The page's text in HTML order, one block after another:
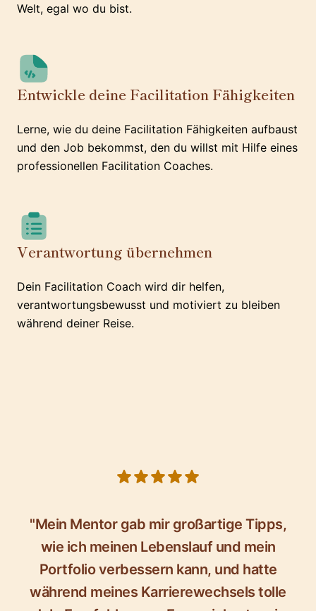
Welt, egal wo du bist.
Entwickle deine Facilitation Fähigkeiten
Lerne, wie du deine Facilitation Fähigkeiten aufbaust
und den Job bekommst, den du willst mit Hilfe eines
professionellen Facilitation Coaches.
Verantwortung übernehmen
Dein Facilitation Coach wird dir helfen,
verantwortungsbewusst und motiviert zu bleiben
während deiner Reise.
"Mein Mentor gab mir großartige Tipps,
wie ich meinen Lebenslauf und mein
Portfolio verbessern kann, und hatte
während meines Karrierewechsels tolle